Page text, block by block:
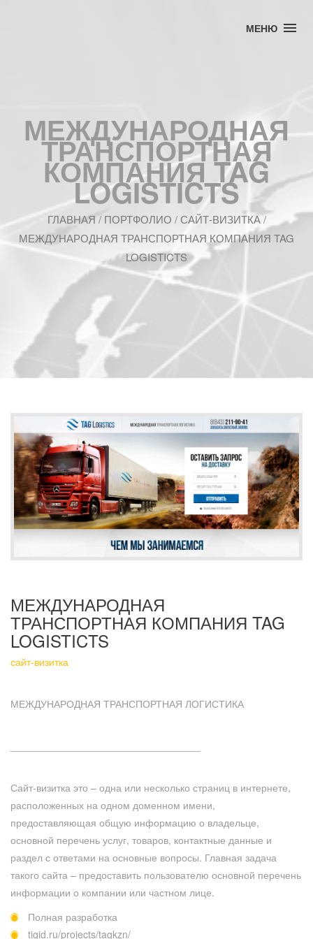
МЕНЮ
МЕЖДУНАРОДНАЯ
ТРАНСПОРТНАЯ
КОМПАНИЯ TAG
LOGISTICTS
ГЛАВНАЯ / ПОРТФОЛИО / САЙТ-ВИЗИТКА /
МЕЖДУНАРОДНАЯ ТРАНСПОРТНАЯ КОМПАНИЯ TAG
LOGISTICTS
МЕЖДУНАРОДНАЯ
ТРАНСПОРТНАЯ КОМПАНИЯ TAG
LOGISTICTS
сайт-визитка
МЕЖДУНАРОДНАЯ ТРАНСПОРТНАЯ ЛОГИСТИКА
Сайт-визитка это – одна или несколько страниц в интернете,
расположенных на одном доменном имени,
предоставляющая общую информацию о владельце,
основной перечень услуг, товаров, контактные данные и
раздел с ответами на основные вопросы. Главная задача
такого сайта – предоставить пользователю основной перечень
информации о компании или частном лице.
Полная разработка
tigid.ru/projects/tagkzn/